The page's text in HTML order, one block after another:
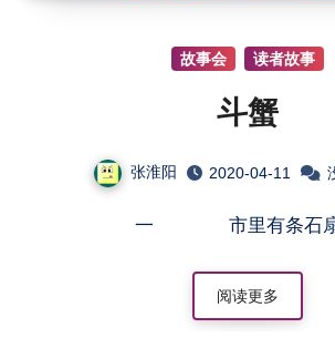
故事会 读者故事
斗蟹
张淮阳 2020-04-11
一 市里有条石
阅读更多